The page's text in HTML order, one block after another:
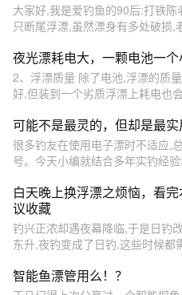
大家好,我是爱钓鱼的90后:打铁
只断尾浮漂,虽然漂身有多处破损,
夜光漂耗电大，一颗电池一
2、浮漂质量 除了电池,浮漂的质
好,但装到一个劣质浮漂上耗电也
可能不是最灵的，但却是最
很多钓友在使用电子漂时不适应,
号。今天小编就结合多年实钓经
白天晚上换浮漂之烦恼，看
议收藏
钓兴正浓却遇夜幕降临,于是日钓
东升,夜钓变成了日钓,这些时候都
智能鱼漂管用么！？